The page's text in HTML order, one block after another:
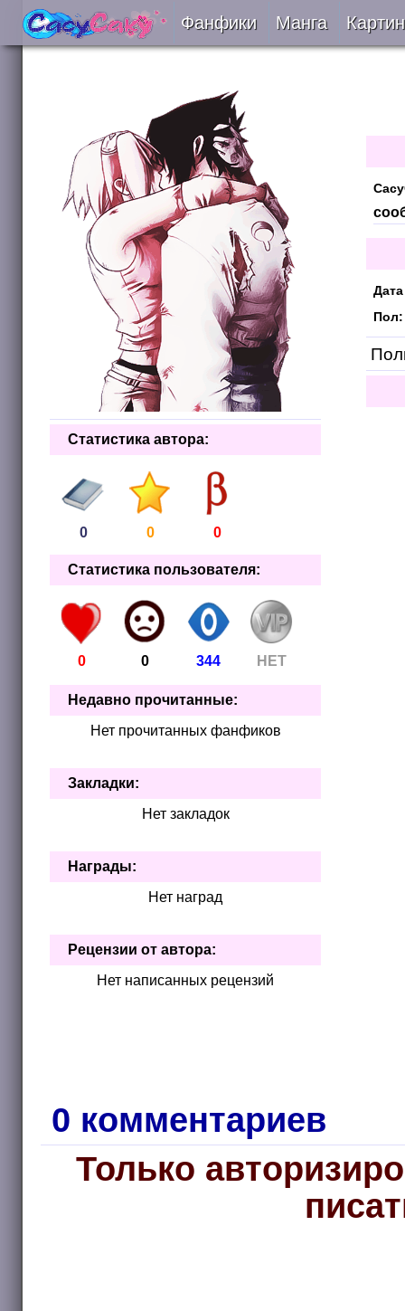
Фанфики
Сборники
Подобрать
Рецензии
На проверке
Отправить
Манга
Пол:
Статистика автора:
0 0 0
Статистика пользователя:
0 0 344 НЕТ
Недавно прочитанные:
Нет прочитанных фанфиков
Закладки:
Нет закладок
Награды:
Нет наград
Рецензии от автора:
Нет написанных рецензий
0 комментариев
Только